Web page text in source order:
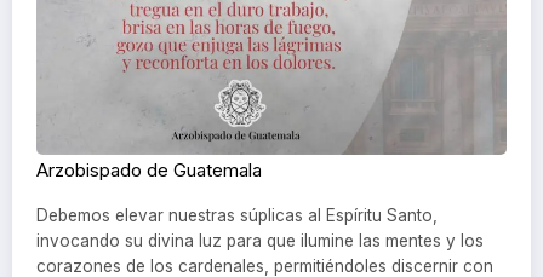
Arzobispado de Guatemala
Debemos elevar nuestras súplicas al Espíritu Santo,
invocando su divina luz para que ilumine las mentes y los
corazones de los cardenales, permitiéndoles discernir con